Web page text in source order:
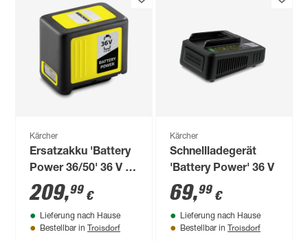
Kärcher
Ersatzakku 'Battery
Power 36/50' 36 V 5
Ah
209,99 €
Lieferung nach Hause
Bestellbar in Troisdorf
Kärcher
Schnellladegerät
'Battery Power' 36 V
69,99 €
Lieferung nach Hause
Bestellbar in Troisdorf